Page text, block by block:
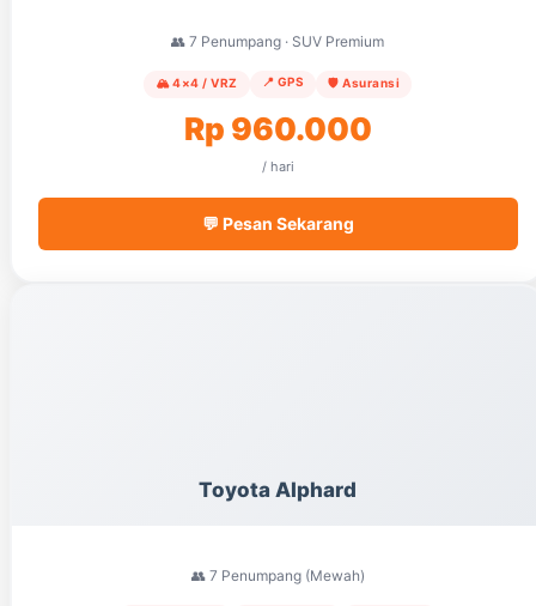
👥 7 Penumpang · SUV Premium
🏔️ 4×4 / VRZ 📍 GPS 🛡️ Asuransi
Rp 960.000
/ hari
💬 Pesan Sekarang
Toyota Alphard
👥 7 Penumpang (Mewah)